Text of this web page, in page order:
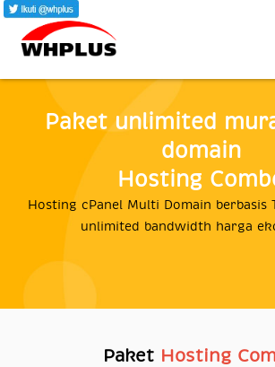
Paket unlimited
domain
Hosting
Hosting cPanel Multi Domain berbasis
unlimited bandwidth harga
Paket Hosting